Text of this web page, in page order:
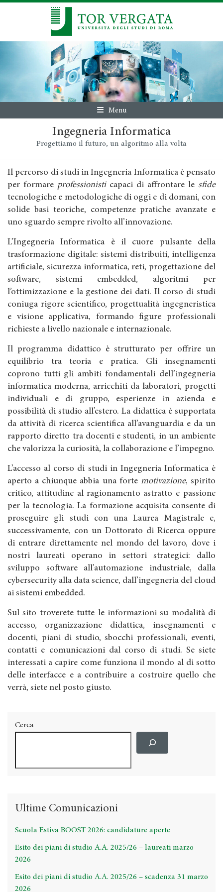
Menu
Ingegneria Informatica
Progettiamo il futuro, un algoritmo alla volta
Il percorso di studi in Ingegneria Informatica è pensato
per formare professionisticapaci di affrontare le sfide
tecnologiche e metodologiche di oggi e di domani, con
solide basi teoriche, competenze pratiche avanzate e
uno sguardo sempre rivolto all’innovazione.
L’Ingegneria Informatica è il cuore pulsante della
trasformazione digitale: sistemi distribuiti, intelligenza
artificiale, sicurezza informatica, reti, progettazione del
software, sistemi embedded, algoritmi per
l’ottimizzazione e la gestione dei dati. Il corso di studi
coniuga rigore scientifico, progettualità ingegneristica
e visione applicativa, formando figure professionali
richieste a livello nazionale e internazionale.
Il programma didattico è strutturato per offrire un
equilibrio tra teoria e pratica. Gli insegnamenti
coprono tutti gli ambiti fondamentali dell’ingegneria
informatica moderna, arricchiti da laboratori, progetti
individuali e di gruppo, esperienze in azienda e
possibilità di studio all’estero. La didattica è supportata
da attività di ricerca scientifica all’avanguardia e da un
rapporto diretto tra docenti e studenti, in un ambiente
che valorizza la curiosità, la collaborazione e l’impegno.
L’accesso al corso di studi in Ingegneria Informatica è
aperto a chiunque abbia una forte motivazione, spirito
critico, attitudine al ragionamento astratto e passione
per la tecnologia. La formazione acquisita consente di
proseguire gli studi con una Laurea Magistrale e,
successivamente, con un Dottorato di Ricerca oppure
di entrare direttamente nel mondo del lavoro, dove i
nostri laureati operano in settori strategici: dallo
sviluppo software all’automazione industriale, dalla
cybersecurity alla data science, dall’ingegneria del cloud
ai sistemi embedded.
Sul sito troverete tutte le informazioni su modalità di
accesso, organizzazione didattica, insegnamenti e
docenti, piani di studio, sbocchi professionali, eventi,
contatti e comunicazioni dal corso di studi. Se siete
interessati a capire come funziona il mondo al di sotto
delle interfacce e a contribuire a costruire quello che
verrà, siete nel posto giusto.
Cerca
Ultime Comunicazioni
Scuola Estiva BOOST 2026: candidature aperte
Esito dei piani di studio A.A. 2025/26 – laureati marzo
2026
Esito dei piani di studio A.A. 2025/26 – scadenza 31 marzo
2026